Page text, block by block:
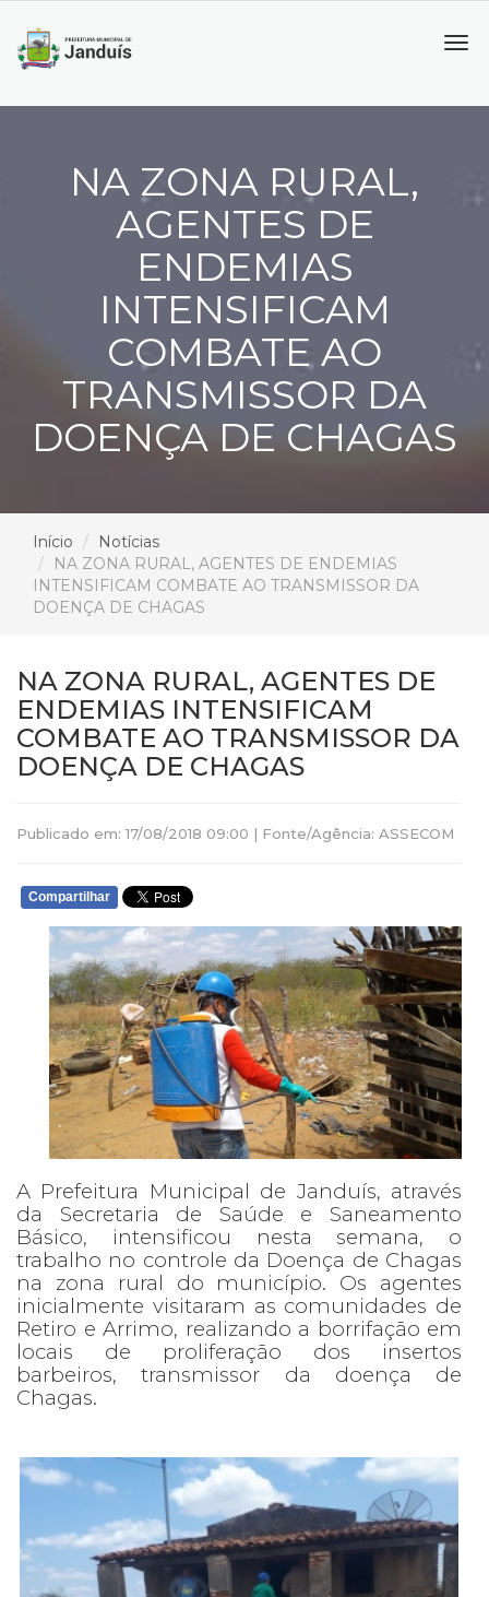
NA ZONA RURAL,
AGENTES DE
ENDEMIAS
INTENSIFICAM
COMBATE AO
TRANSMISSOR DA
DOENÇA DE CHAGAS
Início
Notícias
NA ZONA RURAL, AGENTES DE ENDEMIAS
INTENSIFICAM COMBATE AO TRANSMISSOR DA
DOENÇA DE CHAGAS
NA ZONA RURAL, AGENTES DE
ENDEMIAS INTENSIFICAM
COMBATE AO TRANSMISSOR DA
DOENÇA DE CHAGAS
Publicado em: 17/08/2018 09:00 | Fonte/Agência: ASSECOM
Compartilhar
A Prefeitura Municipal de Janduís, através
da Secretaria de Saúde e Saneamento
Básico, intensificou nesta semana, o
trabalho no controle da Doença de Chagas
na zona rural do município. Os agentes
inicialmente visitaram as comunidades de
Retiro e Arrimo, realizando a borrifação em
locais de proliferação dos insertos
barbeiros, transmissor da doença de
Chagas.